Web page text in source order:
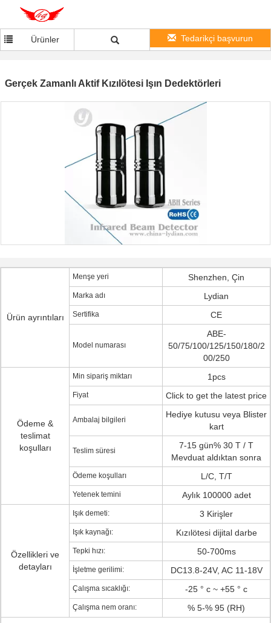
Ürünler Tedarikçi başvurun
Gerçek Zamanlı Aktif Kızılötesi Işın Dedektörleri
Ürün ayrıntıları
Menşe yeri Shenzhen, Çin
Marka adı Lydian
Sertifika CE
Model numarası
ABE-
50/75/100/125/150/180/2
00/250
Ödeme &
teslimat
koşulları
Min sipariş miktarı 1pcs
Fiyat Click to get the latest price
Ambalaj bilgileri
Hediye kutusu veya Blister
kart
Teslim süresi
7-15 gün% 30 T / T
Mevduat aldıktan sonra
Ödeme koşulları L/C, T/T
Yetenek temini Aylık 100000 adet
Özellikleri ve
detayları
Işık demeti: 3 Kirişler
Işık kaynağı: Kızılötesi dijital darbe
Tepki hızı: 50-700ms
İşletme gerilimi: DC13.8-24V, AC 11-18V
Çalışma sıcaklığı: -25 ° c ~ +55 ° c
Çalışma nem oranı: % 5-% 95 (RH)